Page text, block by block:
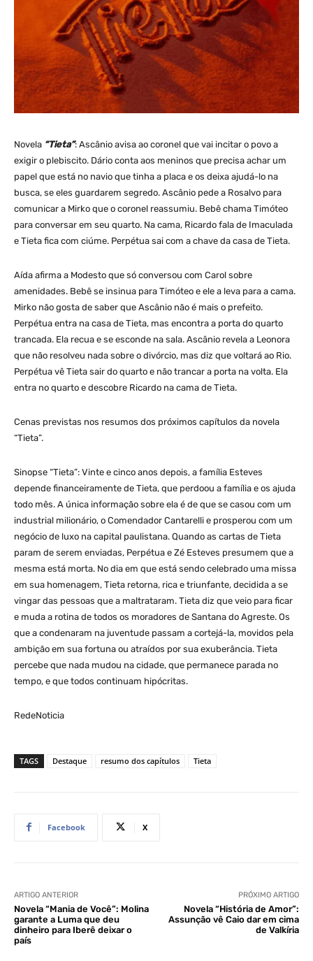
Novela “Tieta”: Ascânio avisa ao coronel que vai incitar o povo a
exigir o plebiscito. Dário conta aos meninos que precisa achar um
papel que está no navio que tinha a placa e os deixa ajudá-lo na
busca, se eles guardarem segredo. Ascânio pede a Rosalvo para
comunicar a Mirko que o coronel reassumiu. Bebê chama Timóteo
para conversar em seu quarto. Na cama, Ricardo fala de Imaculada
e Tieta fica com ciúme. Perpétua sai com a chave da casa de Tieta.
Aída afirma a Modesto que só conversou com Carol sobre
amenidades. Bebê se insinua para Timóteo e ele a leva para a cama.
Mirko não gosta de saber que Ascânio não é mais o prefeito.
Perpétua entra na casa de Tieta, mas encontra a porta do quarto
trancada. Ela recua e se esconde na sala. Ascânio revela a Leonora
que não resolveu nada sobre o divórcio, mas diz que voltará ao Rio.
Perpétua vê Tieta sair do quarto e não trancar a porta na volta. Ela
entra no quarto e descobre Ricardo na cama de Tieta.
Cenas previstas nos resumos dos próximos capítulos da novela
“Tieta”.
Sinopse “Tieta”: Vinte e cinco anos depois, a família Esteves
depende financeiramente de Tieta, que perdoou a família e os ajuda
todo mês. A única informação sobre ela é de que se casou com um
industrial milionário, o Comendador Cantarelli e prosperou com um
negócio de luxo na capital paulistana. Quando as cartas de Tieta
param de serem enviadas, Perpétua e Zé Esteves presumem que a
mesma está morta. No dia em que está sendo celebrado uma missa
em sua homenagem, Tieta retorna, rica e triunfante, decidida a se
vingar das pessoas que a maltrataram. Tieta diz que veio para ficar
e muda a rotina de todos os moradores de Santana do Agreste. Os
que a condenaram na juventude passam a cortejá-la, movidos pela
ambição em sua fortuna ou atraídos por sua exuberância. Tieta
percebe que nada mudou na cidade, que permanece parada no
tempo, e que todos continuam hipócritas.
RedeNoticia
TAGS Destaque resumo dos capítulos Tieta
Facebook X
ARTIGO ANTERIOR
Novela “Mania de Você”: Molina
garante a Luma que deu
dinheiro para Iberê deixar o
país
PRÓXIMO ARTIGO
Novela “História de Amor”:
Assunção vê Caio dar em cima
de Valkíria